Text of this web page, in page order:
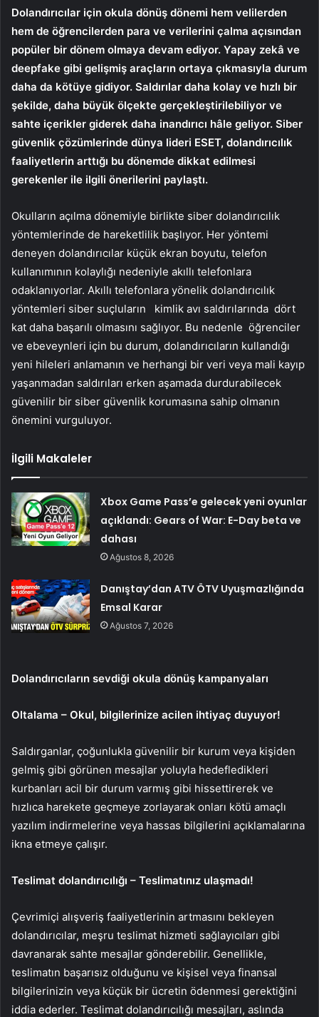
Dolandırıcılar için okula dönüş dönemi hem velilerden
hem de öğrencilerden para ve verilerini çalma açısından
popüler bir dönem olmaya devam ediyor. Yapay zekâ ve
deepfake gibi gelişmiş araçların ortaya çıkmasıyla durum
daha da kötüye gidiyor. Saldırılar daha kolay ve hızlı bir
şekilde, daha büyük ölçekte gerçekleştirilebiliyor ve
sahte içerikler giderek daha inandırıcı hâle geliyor. Siber
güvenlik çözümlerinde dünya lideri ESET, dolandırıcılık
faaliyetlerin arttığı bu dönemde dikkat edilmesi
gerekenler ile ilgili önerilerini paylaştı.
Okulların açılma dönemiyle birlikte siber dolandırıcılık
yöntemlerinde de hareketlilik başlıyor. Her yöntemi
deneyen dolandırıcılar küçük ekran boyutu, telefon
kullanımının kolaylığı nedeniyle akıllı telefonlara
odaklanıyorlar. Akıllı telefonlara yönelik dolandırıcılık
yöntemleri siber suçluların kimlik avı saldırılarında dört
kat daha başarılı olmasını sağlıyor. Bu nedenle öğrenciler
ve ebeveynleri için bu durum, dolandırıcıların kullandığı
yeni hileleri anlamanın ve herhangi bir veri veya mali kayıp
yaşanmadan saldırıları erken aşamada durdurabilecek
güvenilir bir siber güvenlik korumasına sahip olmanın
önemini vurguluyor.
İlgili Makaleler
Xbox Game Pass’e gelecek yeni oyunlar
açıklandı: Gears of War: E-Day beta ve
dahası
Ağustos 8, 2026
Danıştay’dan ATV ÖTV Uyuşmazlığında
Emsal Karar
Ağustos 7, 2026
Dolandırıcıların sevdiği okula dönüş kampanyaları
Oltalama – Okul, bilgilerinize acilen ihtiyaç duyuyor!
Saldırganlar, çoğunlukla güvenilir bir kurum veya kişiden
gelmiş gibi görünen mesajlar yoluyla hedefledikleri
kurbanları acil bir durum varmış gibi hissettirerek ve
hızlıca harekete geçmeye zorlayarak onları kötü amaçlı
yazılım indirmelerine veya hassas bilgilerini açıklamalarına
ikna etmeye çalışır.
Teslimat dolandırıcılığı – Teslimatınız ulaşmadı!
Çevrimiçi alışveriş faaliyetlerinin artmasını bekleyen
dolandırıcılar, meşru teslimat hizmeti sağlayıcıları gibi
davranarak sahte mesajlar gönderebilir. Genellikle,
teslimatın başarısız olduğunu ve kişisel veya finansal
bilgilerinizin veya küçük bir ücretin ödenmesi gerektiğini
iddia ederler. Teslimat dolandırıcılığı mesajları, aslında